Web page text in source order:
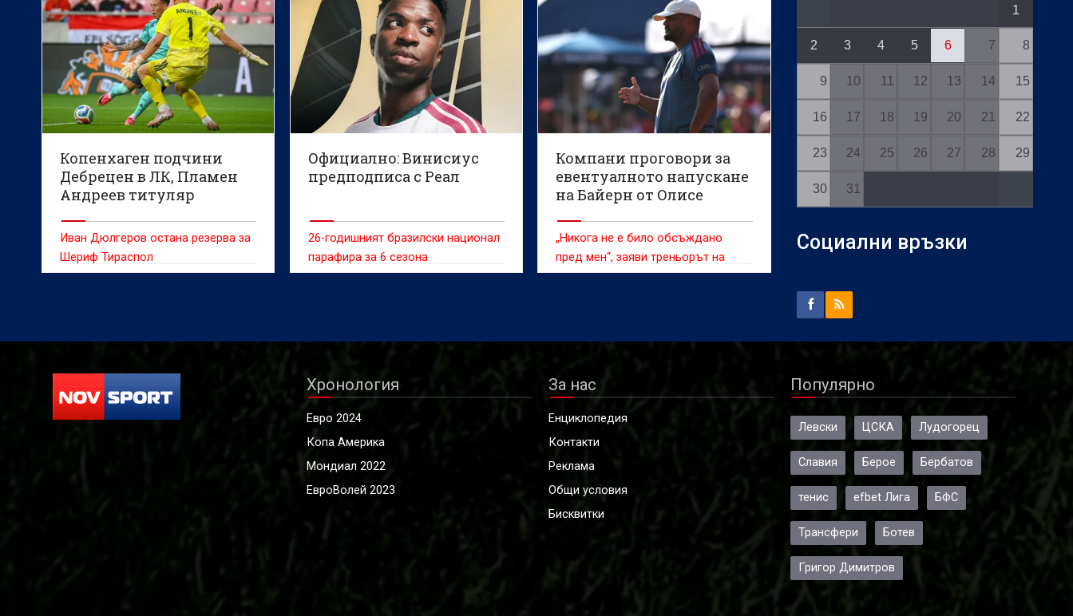
Копенхаген подчини
Дебрецен в ЛК, Пламен
Андреев титуляр
Иван Дюлгеров остана резерва за
Шериф Тираспол
Официално: Винисиус
предподписа с Реал
26-годишният бразилски национал
парафира за 6 сезона
Компани проговори за
евентуалното напускане
на Байерн от Олисе
„Никога не е било обсъждано
пред мен“, заяви треньорът на
Байерн
1
2 3 4 5 6 7 8
9 10 11 12 13 14 15
16 17 18 19 20 21 22
23 24 25 26 27 28 29
30 31
Социални връзки
Хронология
Евро 2024
Копа Америка
Мондиал 2022
ЕвроВолей 2023
За нас
Енциклопедия
Контакти
Реклама
Общи условия
Бисквитки
Популярно
Левски ЦСКА Лудогорец
Славия Берое Бербатов
тенис efbet Лига БФС
Трансфери Ботев
Григор Димитров